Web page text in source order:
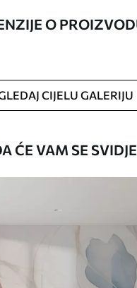
Možete dodati premaz od
spužvom. Lakirane tapete
vodom.
Besprijekorna primjena
O
CIJELU GALERIJU
ĆE VAM SE